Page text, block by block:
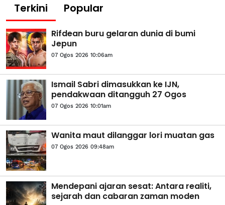
Terkini Popular
Rifdean buru gelaran dunia di bumi
Jepun
07 Ogos 2026 10:06am
Ismail Sabri dimasukkan ke IJN,
pendakwaan ditangguh 27 Ogos
07 Ogos 2026 10:01am
Wanita maut dilanggar lori muatan gas
07 Ogos 2026 09:48am
Mendepani ajaran sesat: Antara realiti,
sejarah dan cabaran zaman moden